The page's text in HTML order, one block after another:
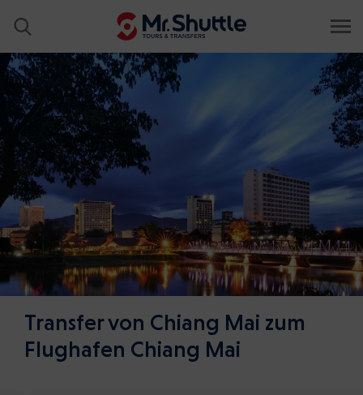
Transfer von Chiang Mai zum
Flughafen Chiang Mai